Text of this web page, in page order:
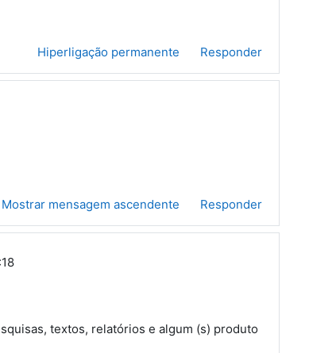
Hiperligação permanente Responder
Mostrar mensagem ascendente Responder
textos, relatórios e algum (s) produto